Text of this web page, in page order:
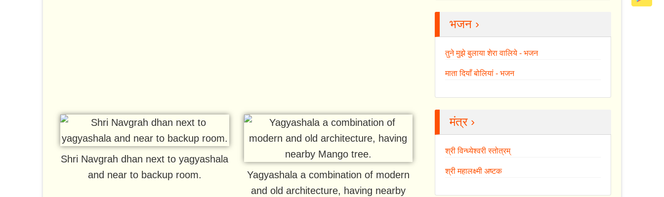
Shri Navgrah dhan next to yagyashala
and near to backup room.
Yagyashala a combination of modern
and old architecture, having nearby
भजन ›
तुने मुझे बुलाया शेरा वालिये - भजन
माता दियाँ बोलियां - भजन
मंत्र ›
श्री विन्ध्येश्वरी स्तोत्रम्
श्री महालक्ष्मी अष्टक